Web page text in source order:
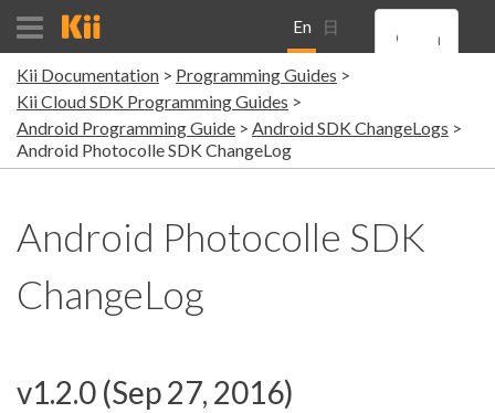
En
gli
sh
日
本
語
Kii Documentation
Programming Guides
Kii Cloud SDK Programming Guides
Android Programming Guide
Android SDK ChangeLogs
Android Photocolle SDK ChangeLog
Android Photocolle SDK
ChangeLog
v1.2.0 (Sep 27, 2016)